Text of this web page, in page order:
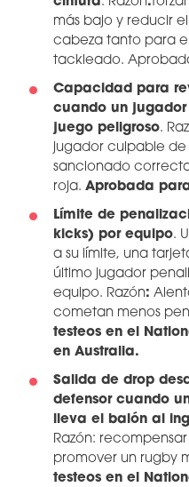
más bajo y reducir
cabeza tanto para
tackleado.
Capacidad para
cuando un jugador
juego peligroso.
jugador culpable de
sancionado
roja. Aprobada
Límite de
kicks) por equipo.
a su límite, una
último jugador
equipo. Razón:
cometan menos
testeos en el
en Australia.
Salida de drop
defensor cuando
lleva el balón al
Razón:
promover un rugby
testeos en el